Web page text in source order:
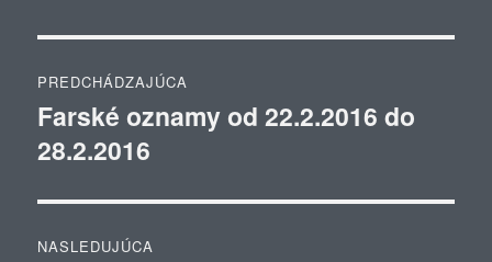
v
článku
PREDCHÁDZAJÚCA
Predchádzajúci
článok:
Farské oznamy od 22.2.2016 do
28.2.2016
NASLEDUJÚCA